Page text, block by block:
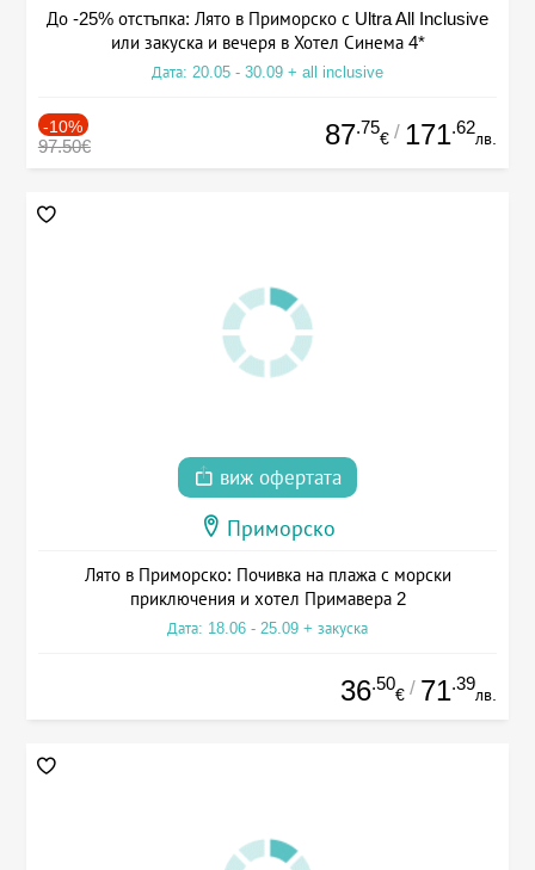
До -25% отстъпка: Лято в Приморско с Ultra All Inclusive
или закуска и вечеря в Хотел Синема 4*
Дата: 20.05 - 30.09 + all inclusive
-10%
97.50€ 87.75
€ / 171.62
лв.
виж офертата
Приморско
Лято в Приморско: Почивка на плажа с морски
приключения и хотел Примавера 2
Дата: 18.06 - 25.09 + закуска
36.50
€ / 71.39
лв.